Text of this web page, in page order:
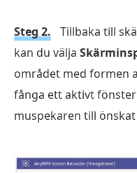
Steg 2.
Tillbaka till
kan du välja
området med formen
fånga ett aktivt
muspekaren till